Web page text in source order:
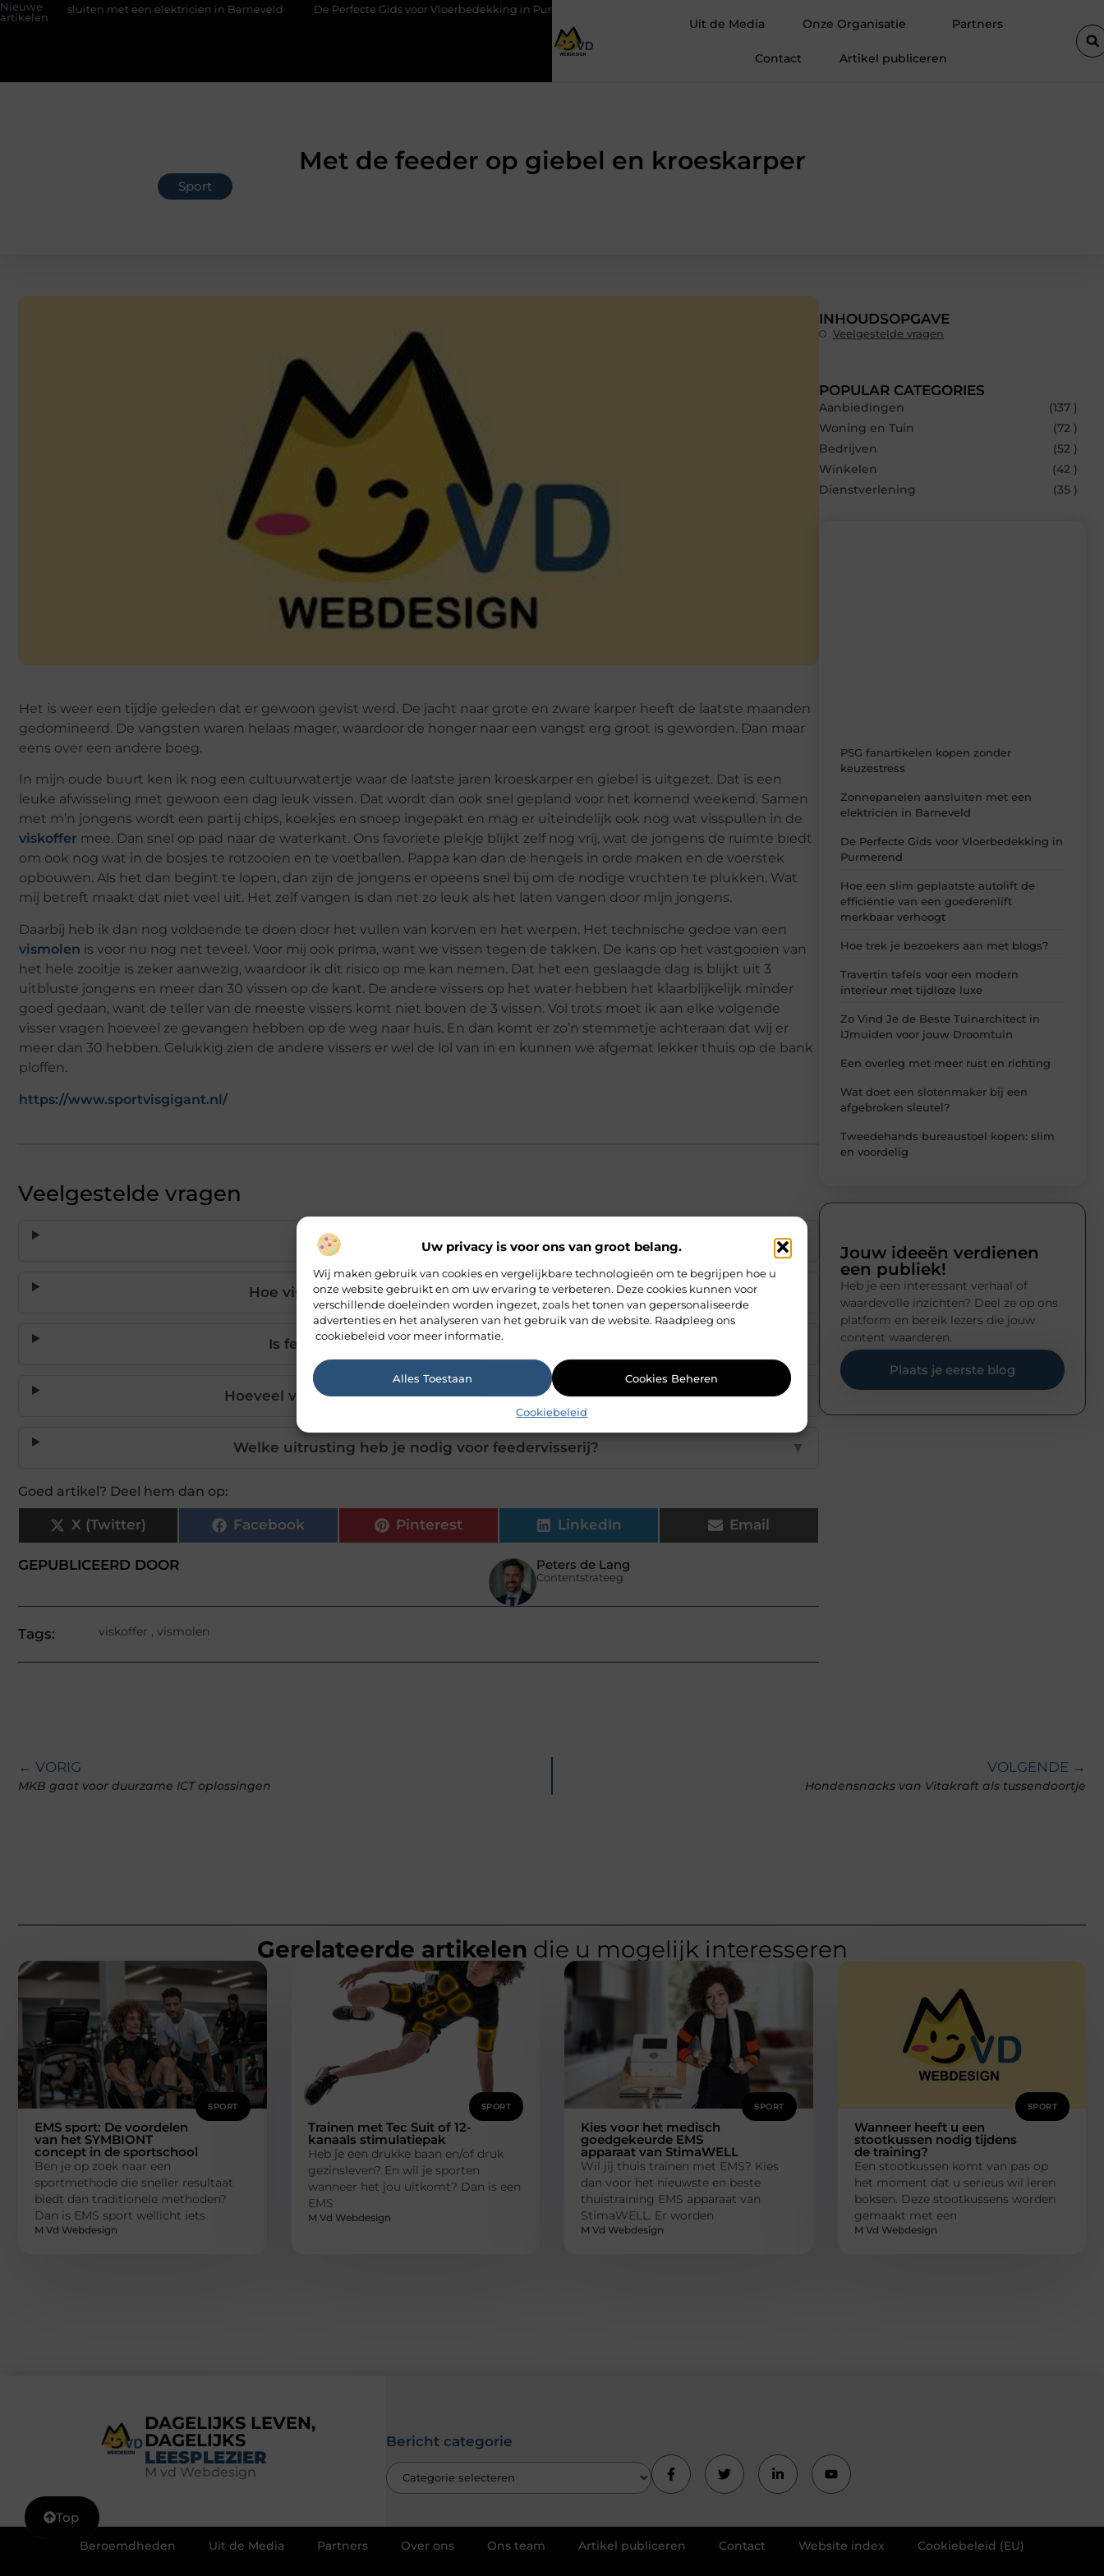
Uw privacy is voor ons van groot belang.
Wij maken gebruik van cookies en vergelijkbare technologieën om te begrijpen hoe u
onze website gebruikt en om uw ervaring te verbeteren. Deze cookies kunnen voor
verschillende doeleinden worden ingezet, zoals het tonen van gepersonaliseerde
advertenties en het analyseren van het gebruik van de website. Raadpleeg ons
cookiebeleid voor meer informatie.
Alles Toestaan Cookies Beheren
Cookiebeleid
Nieuwe
artikelen
met een elektricien in Barneveld De Perfecte Gids voor Vloerbedekking in Purmerend
Uit de Media Onze Organisatie Partners
Contact Artikel publiceren
Top
Met de feeder op giebel en kroeskarper
Sport
Het is weer een tijdje geleden dat er gewoon gevist werd. De jacht naar grote en zware karper heeft de laatste maanden
gedomineerd. De vangsten waren helaas mager, waardoor de honger naar een vangst erg groot is geworden. Dan maar
eens over een andere boeg.
In mijn oude buurt ken ik nog een cultuurwatertje waar de laatste jaren kroeskarper en giebel is uitgezet. Dat is een
leuke afwisseling met gewoon een dag leuk vissen. Dat wordt dan ook snel gepland voor het komend weekend. Samen
met m’n jongens wordt een partij chips, koekjes en snoep ingepakt en mag er uiteindelijk ook nog wat visspullen in de
viskoffer mee. Dan snel op pad naar de waterkant. Ons favoriete plekje blijkt zelf nog vrij, wat de jongens de ruimte biedt
om ook nog wat in de bosjes te rotzooien en te voetballen. Pappa kan dan de hengels in orde maken en de voerstek
opbouwen. Als het dan begint te lopen, dan zijn de jongens er opeens snel bij om de nodige vruchten te plukken. Wat
mij betreft maakt dat niet veel uit. Het zelf vangen is dan net zo leuk als het laten vangen door mijn jongens.
Daarbij heb ik dan nog voldoende te doen door het vullen van korven en het werpen. Het technische gedoe van een
vismolen is voor nu nog net teveel. Voor mij ook prima, want we vissen tegen de takken. De kans op het vastgooien van
het hele zooitje is zeker aanwezig, waardoor ik dit risico op me kan nemen. Dat het een geslaagde dag is blijkt uit 3
uitbluste jongens en meer dan 30 vissen op de kant. De andere vissers op het water hebben het klaarblijkelijk minder
goed gedaan, want de teller van de meeste vissers komt niet boven de 3 vissen. Vol trots moet ik aan elke volgende
visser vragen hoeveel ze gevangen hebben op de weg naar huis. En dan komt er zo’n stemmetje achteraan dat wij er
meer dan 30 hebben. Gelukkig zien de andere vissers er wel de lol van in en kunnen we afgemat lekker thuis op de bank
ploffen.
https://www.sportvisgigant.nl/
Veelgestelde vragen
Wat zijn giebel en kroeskarper? ▼
Hoe vis je het beste met de feeder op giebel?
Is feedervisserij geschikt voor kinderen?
Hoeveel vissen kun je verwachten bij feedervisserij?
Welke uitrusting heb je nodig voor feedervisserij? ▼
Goed artikel? Deel hem dan op:
X (Twitter) Facebook Pinterest LinkedIn Email
GEPUBLICEERD DOOR Peters de Lang
Contentstrateeg
Tags: viskoffer , vismolen
INHOUDSOPGAVE
Veelgestelde vragen
POPULAR CATEGORIES
Aanbiedingen
(137 )
Woning en Tuin
(72 )
Bedrijven
(52 )
Winkelen
(42 )
Dienstverlening
(35 )
PSG fanartikelen kopen zonder
keuzestress
Zonnepanelen aansluiten met een
elektricien in Barneveld
De Perfecte Gids voor Vloerbedekking in
Purmerend
Hoe een slim geplaatste autolift de
efficiëntie van een goederenlift
merkbaar verhoogt
Hoe trek je bezoekers aan met blogs?
Travertin tafels voor een modern
interieur met tijdloze luxe
Zo Vind Je de Beste Tuinarchitect in
IJmuiden voor jouw Droomtuin
Een overleg met meer rust en richting
Wat doet een slotenmaker bij een
afgebroken sleutel?
Tweedehands bureaustoel kopen: slim
en voordelig
Jouw ideeën verdienen
een publiek!
Heb je een interessant verhaal of
waardevolle inzichten? Deel ze op ons
platform en bereik lezers die jouw
content waarderen.
Plaats je eerste blog
← VORIG
MKB gaat voor duurzame ICT oplossingen
VOLGENDE →
Hondensnacks van Vitakraft als tussendoortje
Gerelateerde artikelen die u mogelijk interesseren
SPORT
EMS sport: De voordelen
van het SYMBIONT
concept in de sportschool
Ben je op zoek naar een
sportmethode die sneller resultaat
biedt dan traditionele methoden?
Dan is EMS sport wellicht iets
M Vd Webdesign
SPORT
Trainen met Tec Suit of 12-
kanaals stimulatiepak
Heb je een drukke baan en/of druk
gezinsleven? En wil je sporten
wanneer het jou uitkomt? Dan is een
EMS
M Vd Webdesign
SPORT
Kies voor het medisch
goedgekeurde EMS
apparaat van StimaWELL
Wil jij thuis trainen met EMS? Kies
dan voor het nieuwste en beste
thuistraining EMS apparaat van
StimaWELL. Er worden
M Vd Webdesign
SPORT
Wanneer heeft u een
stootkussen nodig tijdens
de training?
Een stootkussen komt van pas op
het moment dat u serieus wil leren
boksen. Deze stootkussens worden
gemaakt met een
M Vd Webdesign
DAGELIJKS LEVEN,
DAGELIJKS
LEESPLEZIER
M vd Webdesign
Bericht categorie
Beroemdheden Uit de Media Partners Over ons Ons team Artikel publiceren Contact Website index Cookiebeleid (EU)